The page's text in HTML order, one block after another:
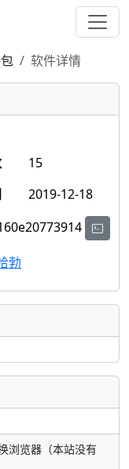
软件详情
15
2019-12-18
勃
浏览器（本站没有